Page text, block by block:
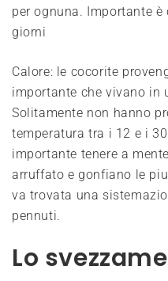
per ognuna. Importante
giorni
Calore: le cocorite
importante che vivano in
Solitamente non hanno
temperatura tra i 12 e i
importante tenere a
arruffato e gonfiano le
va trovata una
pennuti.
Lo